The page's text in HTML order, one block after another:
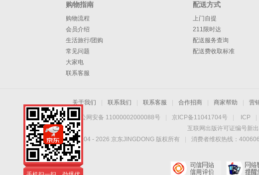
购物指南
购物流程
会员介绍
生活旅行/团购
常见问题
大家电
联系客服
配送方式
上门自提
211限时达
配送服务查询
配送费收取标准
关于我们 联系我们 联系客服 合作招商 商家帮助 营
京公网安备 11000002000088号 京ICP备11041704号 ICP
互联网出版许可证编号新
Copyright © 2004 - 2026 京东JINGDONG 版权所有 消费者维权热线：
手机扫一扫，劲爆优
惠触手可得！